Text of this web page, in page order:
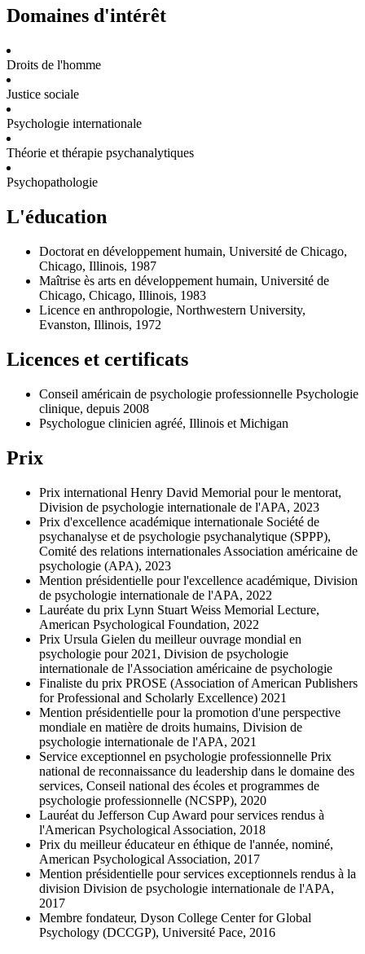
Domaines d'intérêt
Droits de l'homme
Justice sociale
Psychologie internationale
Théorie et thérapie psychanalytiques
Psychopathologie
L'éducation
Doctorat en développement humain, Université de Chicago,
Chicago, Illinois, 1987
Maîtrise ès arts en développement humain, Université de
Chicago, Chicago, Illinois, 1983
Licence en anthropologie, Northwestern University,
Evanston, Illinois, 1972
Licences et certificats
Conseil américain de psychologie professionnelle Psychologie
clinique, depuis 2008
Psychologue clinicien agréé, Illinois et Michigan
Prix
Prix international Henry David Memorial pour le mentorat,
Division de psychologie internationale de l'APA, 2023
Prix d'excellence académique internationale Société de
psychanalyse et de psychologie psychanalytique (SPPP),
Comité des relations internationales Association américaine de
psychologie (APA), 2023
Mention présidentielle pour l'excellence académique, Division
de psychologie internationale de l'APA, 2022
Lauréate du prix Lynn Stuart Weiss Memorial Lecture,
American Psychological Foundation, 2022
Prix Ursula Gielen du meilleur ouvrage mondial en
psychologie pour 2021, Division de psychologie
internationale de l'Association américaine de psychologie
Finaliste du prix PROSE (Association of American Publishers
for Professional and Scholarly Excellence) 2021
Mention présidentielle pour la promotion d'une perspective
mondiale en matière de droits humains, Division de
psychologie internationale de l'APA, 2021
Service exceptionnel en psychologie professionnelle Prix
national de reconnaissance du leadership dans le domaine des
services, Conseil national des écoles et programmes de
psychologie professionnelle (NCSPP), 2020
Lauréat du Jefferson Cup Award pour services rendus à
l'American Psychological Association, 2018
Prix du meilleur éducateur en éthique de l'année, nominé,
American Psychological Association, 2017
Mention présidentielle pour services exceptionnels rendus à la
division Division de psychologie internationale de l'APA,
2017
Membre fondateur, Dyson College Center for Global
Psychology (DCCGP), Université Pace, 2016